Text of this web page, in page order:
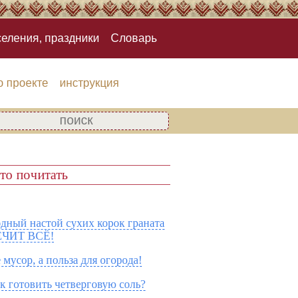
праздники Словарь
проекте инструкция
почитать
настой сухих корок граната
ВСЁ!
а польза для огорода!
готовить четверговую соль?